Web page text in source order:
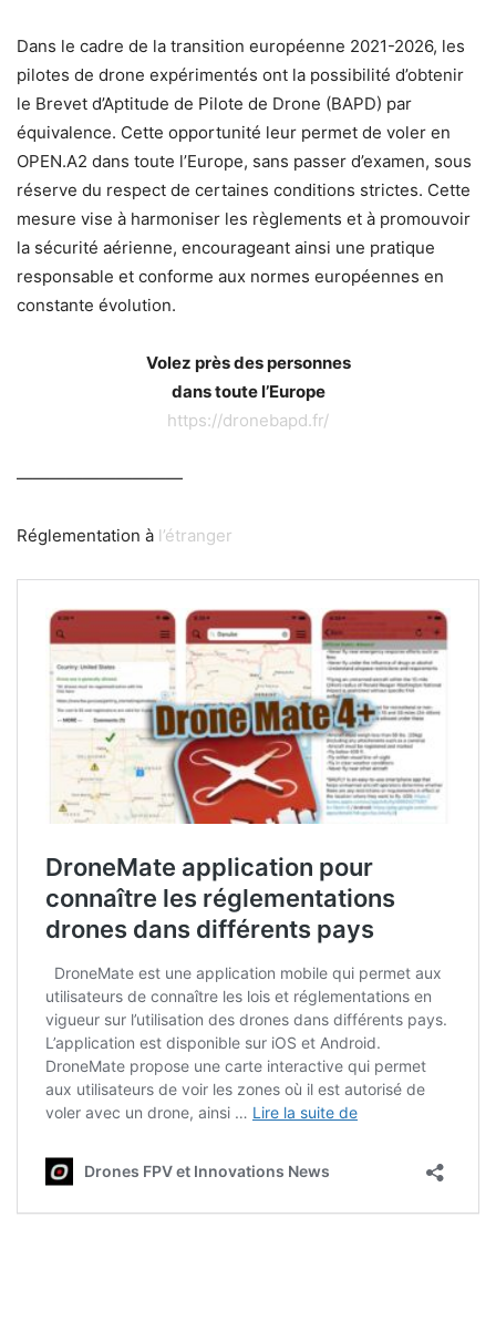
Dans le cadre de la transition européenne 2021-2026, les
pilotes de drone expérimentés ont la possibilité d’obtenir
le Brevet d’Aptitude de Pilote de Drone (BAPD) par
équivalence. Cette opportunité leur permet de voler en
OPEN.A2 dans toute l’Europe, sans passer d’examen, sous
réserve du respect de certaines conditions strictes. Cette
mesure vise à harmoniser les règlements et à promouvoir
la sécurité aérienne, encourageant ainsi une pratique
responsable et conforme aux normes européennes en
constante évolution.
Volez près des personnes
dans toute l’Europe
https://dronebapd.fr/
——————————
Réglementation à l’étranger